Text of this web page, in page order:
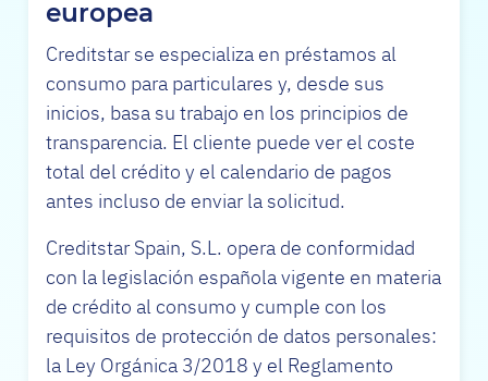
europea
Creditstar se especializa en préstamos al
consumo para particulares y, desde sus
inicios, basa su trabajo en los principios de
transparencia. El cliente puede ver el coste
total del crédito y el calendario de pagos
antes incluso de enviar la solicitud.
Creditstar Spain, S.L. opera de conformidad
con la legislación española vigente en materia
de crédito al consumo y cumple con los
requisitos de protección de datos personales:
la Ley Orgánica 3/2018 y el Reglamento